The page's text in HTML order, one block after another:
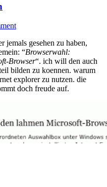
on
die
mich
freuen
jemals gesehen zu haben,
“Browserwahl:
Browser“. ich will den auch
bilden zu koennen. warum
explorer zu nutzen. die
doch freude auf.